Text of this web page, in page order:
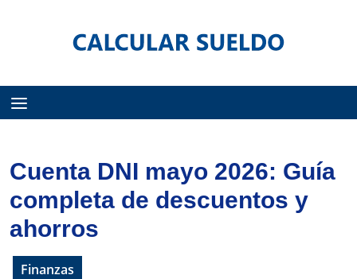
Cuenta DNI mayo 2026: Guía
completa de descuentos y
ahorros
Finanzas